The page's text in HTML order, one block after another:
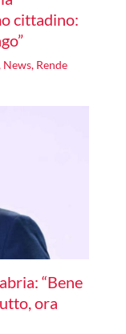
cittadino:
News, Rende
“Bene
ora